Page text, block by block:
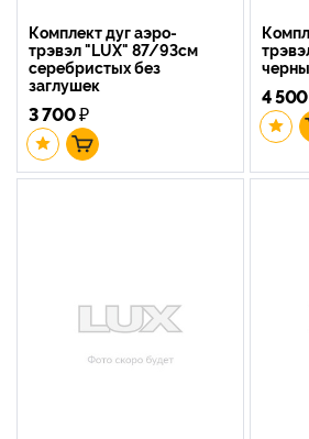
Комплект дуг аэро-
трэвэл "LUX" 87/93см
серебристых без
заглушек
3 700₽
4 500